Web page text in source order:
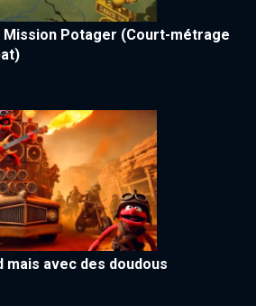
: Mission Potager (Court-métrage
mais avec des doudous